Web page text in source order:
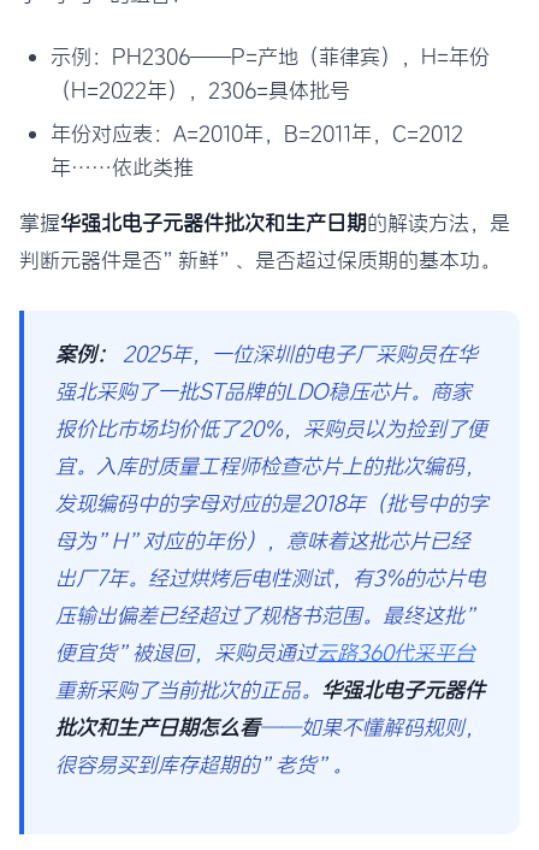
示例：PH2306——P=产地（菲律宾），H=年份
（H=2022年），2306=具体批号
年份对应表：A=2010年，B=2011年，C=2012
年……依此类推
掌握华强北电子元器件批次和生产日期的解读方法，是
判断元器件是否”新鲜”、是否超过保质期的基本功。
案例：
2025年，一位深圳的电子厂采购员在华
强北采购了一批ST品牌的LDO稳压芯片。商家
报价比市场均价低了20%，采购员以为捡到了便
宜。入库时质量工程师检查芯片上的批次编码，
发现编码中的字母对应的是2018年（批号中的字
母为”H”对应的年份），意味着这批芯片已经
出厂7年。经过烘烤后电性测试，有3%的芯片电
压输出偏差已经超过了规格书范围。最终这批”
便宜货”被退回，采购员通过云路360代采平台
重新采购了当前批次的正品。 华强北电子元器件
批次和生产日期怎么看——如果不懂解码规则，
很容易买到库存超期的”老货”。